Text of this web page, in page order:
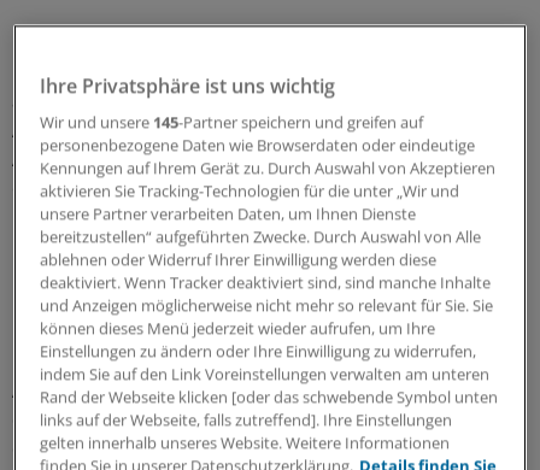
Patient bläst in dieses Gerät hinein, das die Ausatemluft
analysiert. Anhand des Musters von Molekülen in dieser
Atemluftprobe erkennt das Gerät, dass es sich um einen
Alpha-1-Antitrypsin-Mangel handelt und eben nicht um
eine COPD.
Ein anderes Beispiel: Eine australische Arbeitsgruppe
hat eine Applikation für Mobiltelefone entwickelt, die
Husten- und Atemmuster analysiert und auf dieser
Grundlage Anhaltspunkte für mögliche Diagnosen gibt.
Die diagnostische Treffsicherheit soll hoch sein. Solche
Anwendungen sind gerade für Länder und Regionen, wo
der nächste Arzt meilenweit entfernt ist, sinnvoll, um
den diagnostischen Weg zu bahnen.
Ihre Privatsphäre ist uns wichtig
Wir und unsere 145-Partner speichern und greifen auf
personenbezogene Daten wie Browserdaten oder eindeutige
Kennungen auf Ihrem Gerät zu. Durch Auswahl von Akzeptieren
aktivieren Sie Tracking-Technologien für die unter „Wir und
unsere Partner verarbeiten Daten, um Ihnen Dienste
bereitzustellen“ aufgeführten Zwecke. Durch Auswahl von Alle
ablehnen oder Widerruf Ihrer Einwilligung werden diese
deaktiviert. Wenn Tracker deaktiviert sind, sind manche Inhalte
und Anzeigen möglicherweise nicht mehr so relevant für Sie. Sie
können dieses Menü jederzeit wieder aufrufen, um Ihre
Einstellungen zu ändern oder Ihre Einwilligung zu widerrufen,
indem Sie auf den Link Voreinstellungen verwalten am unteren
Rand der Webseite klicken [oder das schwebende Symbol unten
links auf der Webseite, falls zutreffend]. Ihre Einstellungen
gelten innerhalb unseres Website. Weitere Informationen